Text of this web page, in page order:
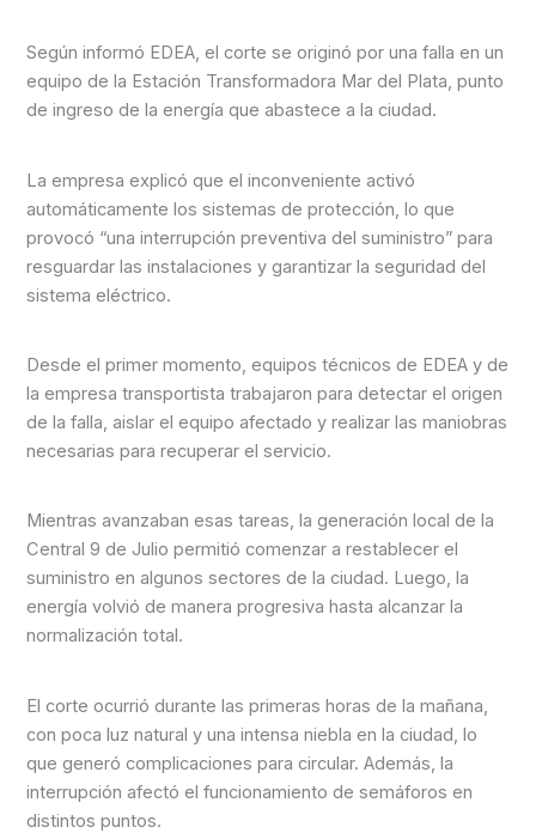
Según informó EDEA, el corte se originó por una falla en un
equipo de la Estación Transformadora Mar del Plata, punto
de ingreso de la energía que abastece a la ciudad.
La empresa explicó que el inconveniente activó
automáticamente los sistemas de protección, lo que
provocó “una interrupción preventiva del suministro” para
resguardar las instalaciones y garantizar la seguridad del
sistema eléctrico.
Desde el primer momento, equipos técnicos de EDEA y de
la empresa transportista trabajaron para detectar el origen
de la falla, aislar el equipo afectado y realizar las maniobras
necesarias para recuperar el servicio.
Mientras avanzaban esas tareas, la generación local de la
Central 9 de Julio permitió comenzar a restablecer el
suministro en algunos sectores de la ciudad. Luego, la
energía volvió de manera progresiva hasta alcanzar la
normalización total.
El corte ocurrió durante las primeras horas de la mañana,
con poca luz natural y una intensa niebla en la ciudad, lo
que generó complicaciones para circular. Además, la
interrupción afectó el funcionamiento de semáforos en
distintos puntos.